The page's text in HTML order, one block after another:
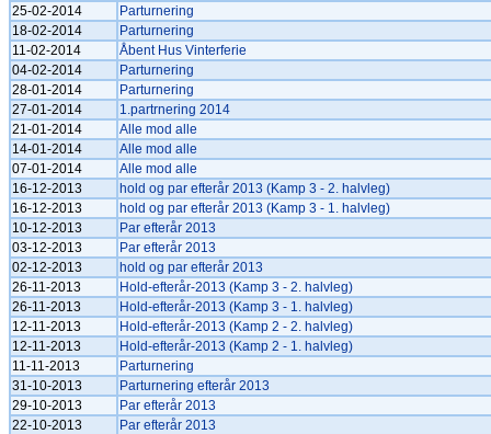
25-02-2014
Parturnering
18-02-2014
Parturnering
11-02-2014
Åbent Hus Vinterferie
04-02-2014
Parturnering
28-01-2014
Parturnering
27-01-2014
1.partrnering 2014
21-01-2014
Alle mod alle
14-01-2014
Alle mod alle
07-01-2014
Alle mod alle
16-12-2013
hold og par efterår 2013 (Kamp 3 - 2. halvleg)
16-12-2013
hold og par efterår 2013 (Kamp 3 - 1. halvleg)
10-12-2013
Par efterår 2013
03-12-2013
Par efterår 2013
02-12-2013
hold og par efterår 2013
26-11-2013
Hold-efterår-2013 (Kamp 3 - 2. halvleg)
26-11-2013
Hold-efterår-2013 (Kamp 3 - 1. halvleg)
12-11-2013
Hold-efterår-2013 (Kamp 2 - 2. halvleg)
12-11-2013
Hold-efterår-2013 (Kamp 2 - 1. halvleg)
11-11-2013
Parturnering
31-10-2013
Parturnering efterår 2013
29-10-2013
Par efterår 2013
22-10-2013
Par efterår 2013